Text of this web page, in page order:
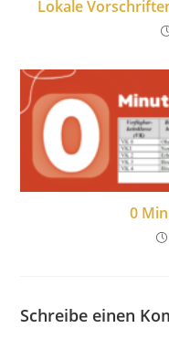
Lokale
0
Schreibe einen